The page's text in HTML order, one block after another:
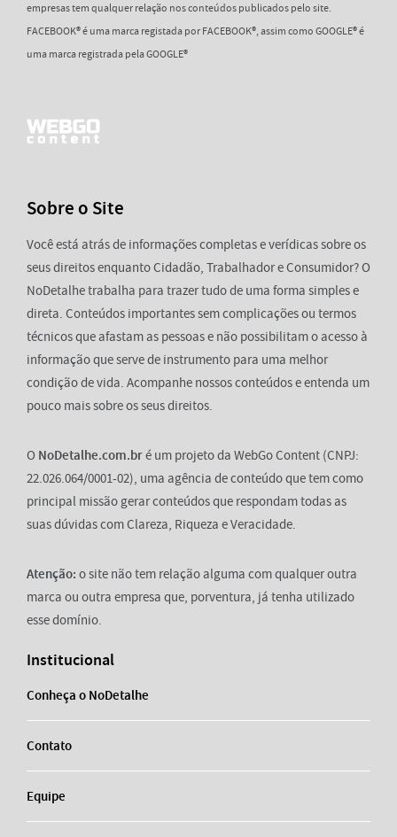
empresas tem qualquer relação nos conteúdos publicados pelo site.
FACEBOOK® é uma marca registada por FACEBOOK®, assim como GOOGLE® é
uma marca registrada pela GOOGLE®
Sobre o Site
Você está atrás de informações completas e verídicas sobre os
seus direitos enquanto Cidadão, Trabalhador e Consumidor? O
NoDetalhe trabalha para trazer tudo de uma forma simples e
direta. Conteúdos importantes sem complicações ou termos
técnicos que afastam as pessoas e não possibilitam o acesso à
informação que serve de instrumento para uma melhor
condição de vida. Acompanhe nossos conteúdos e entenda um
pouco mais sobre os seus direitos.
O NoDetalhe.com.bré um projeto da WebGo Content (CNPJ:
22.026.064/0001-02), uma agência de conteúdo que tem como
principal missão gerar conteúdos que respondam todas as
suas dúvidas com Clareza, Riqueza e Veracidade.
Atenção: o site não tem relação alguma com qualquer outra
marca ou outra empresa que, porventura, já tenha utilizado
esse domínio.
Institucional
Conheça o NoDetalhe
Contato
Equipe